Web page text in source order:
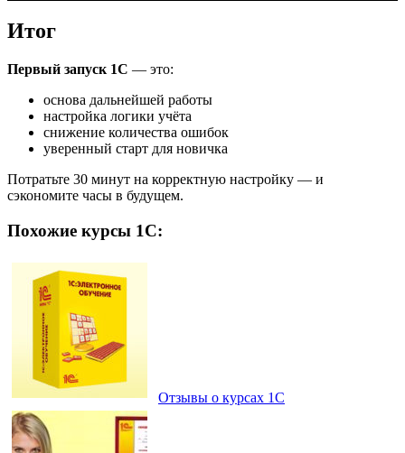
Итог
Первый запуск 1С — это:
основа дальнейшей работы
настройка логики учёта
снижение количества ошибок
уверенный старт для новичка
Потратьте 30 минут на корректную настройку — и
сэкономите часы в будущем.
Похожие курсы 1С:
Отзывы о курсах 1С